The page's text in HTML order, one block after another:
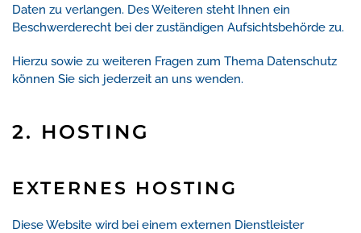
Daten zu verlangen. Des Weiteren steht Ihnen ein
Beschwerderecht bei der zuständigen Aufsichtsbehörde zu.
Hierzu sowie zu weiteren Fragen zum Thema Datenschutz
können Sie sich jederzeit an uns wenden.
2. HOSTING
EXTERNES HOSTING
Diese Website wird bei einem externen Dienstleister